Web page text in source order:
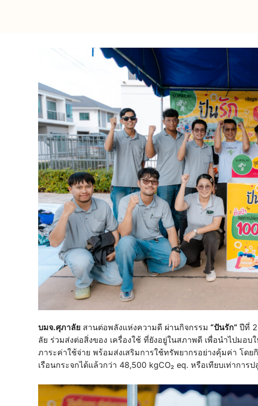
บมจ.ศุภาลัย สานต่อพลังแห่งความดี ผ่านกิจกรรม “ปันรัก” ปีที่
ลัย ร่วมส่งต่อสิ่งของ เครื่องใช้ ที่ยังอยู่ในสภาพดี เพื่อนำไปมอ
ภาระค่าใช้จ่าย พร้อมส่งเสริมการใช้ทรัพยากรอย่างคุ้มค่า โด
เรือนกระจกได้แล้วกว่า 48,500 kgCO₂ eq. หรือเทียบเท่าการ